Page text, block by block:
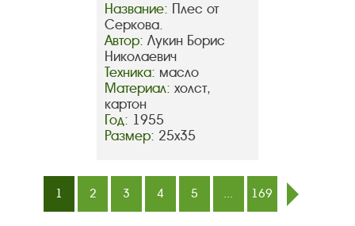
Название: Плес от
Серкова.
Автор: Лукин Борис
Николаевич
Техника: масло
Материал: холст,
картон
Год: 1955
Размер: 25х35
1 2 3 4 5 ...
169